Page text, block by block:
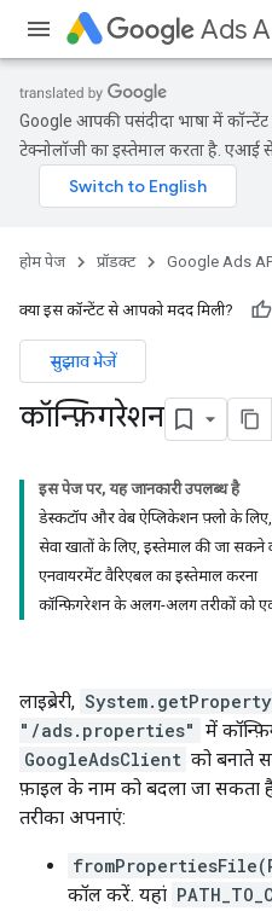
Ads
Google आपकी पसंदीदा भाषा में
टेक्नोलॉजी का इस्तेमाल करता है. एआई
होम पेज प्रॉडक्ट Google Ads
क्या इस कॉन्टेंट से आपको मदद मिली?
सुझाव भेजें
कॉन्फ़िगरेशन
इस पेज पर, यह जानकारी उपलब्ध है
डेस्कटॉप और वेब ऐप्लिकेशन फ़्लो के
सेवा खातों के लिए, इस्तेमाल की जा सकने
एनवायरमेंट वैरिएबल का इस्तेमाल करना
कॉन्फ़िगरेशन के अलग-अलग तरीकों को
लाइब्रेरी,
"/ads.properties" में
GoogleAdsClient को बनाते
फ़ाइल के नाम को बदला जा
तरीका अपनाएं:
कॉल करें. यहां